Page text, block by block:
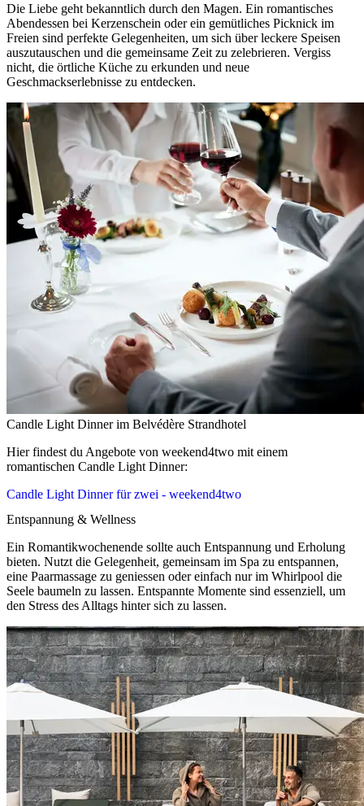
Die Liebe geht bekanntlich durch den Magen. Ein romantisches
Abendessen bei Kerzenschein oder ein gemütliches Picknick im
Freien sind perfekte Gelegenheiten, um sich über leckere Speisen
auszutauschen und die gemeinsame Zeit zu zelebrieren. Vergiss
nicht, die örtliche Küche zu erkunden und neue
Geschmackserlebnisse zu entdecken.
Candle Light Dinner im Belvédère Strandhotel
Hier findest du Angebote von weekend4two mit einem
romantischen Candle Light Dinner:
Candle Light Dinner für zwei - weekend4two
Entspannung & Wellness
Ein Romantikwochenende sollte auch Entspannung und Erholung
bieten. Nutzt die Gelegenheit, gemeinsam im Spa zu entspannen,
eine Paarmassage zu geniessen oder einfach nur im Whirlpool die
Seele baumeln zu lassen. Entspannte Momente sind essenziell, um
den Stress des Alltags hinter sich zu lassen.